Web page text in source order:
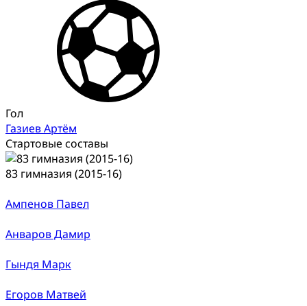
Гол
Газиев Артём
Стартовые составы
83 гимназия (2015-16)
Ампенов Павел
Анваров Дамир
Гындя Марк
Егоров Матвей